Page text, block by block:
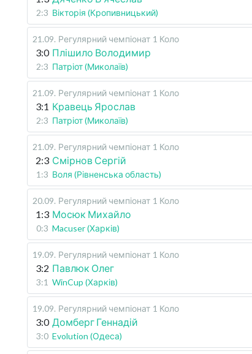
2:3 Вікторія (Кропивницький)
21.09. Регулярний чемпіонат 1 Коло
3:0 Плішило Володимир
2:3 Патріот (Миколаїв)
21.09. Регулярний чемпіонат 1 Коло
3:1 Кравець Ярослав
2:3 Патріот (Миколаїв)
21.09. Регулярний чемпіонат 1 Коло
2:3 Смірнов Сергій
1:3 Воля (Рівненська область)
20.09. Регулярний чемпіонат 1 Коло
1:3 Мосюк Михайло
0:3 Macuser (Харків)
19.09. Регулярний чемпіонат 1 Коло
3:2 Павлюк Олег
3:1 WinCup (Харків)
19.09. Регулярний чемпіонат 1 Коло
3:0 Домберг Геннадій
3:0 Evolution (Одеса)